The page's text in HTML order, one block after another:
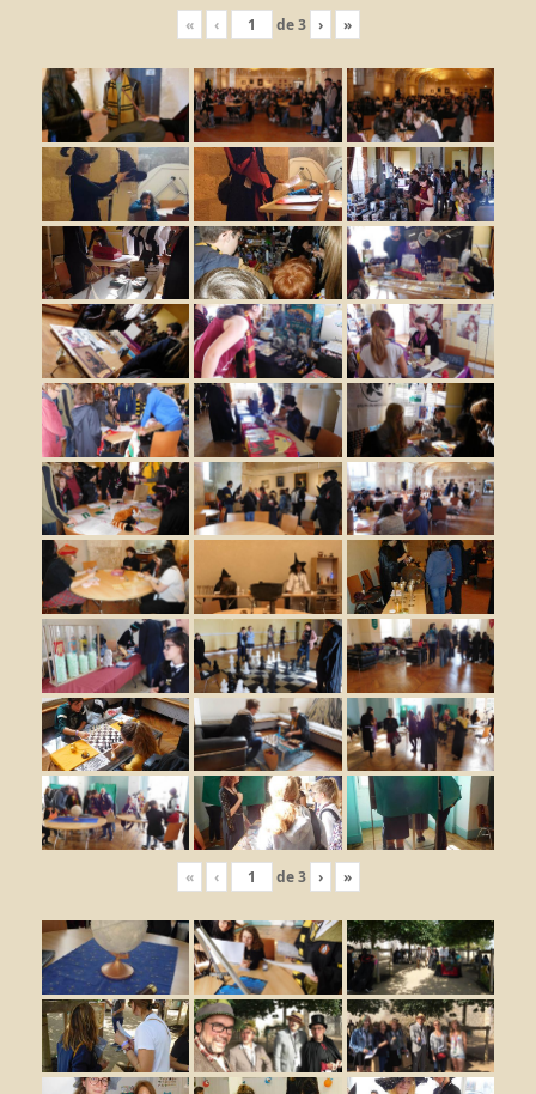
« ‹ de3 › »
« ‹ de3 › »